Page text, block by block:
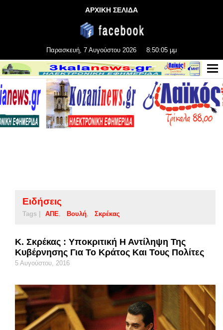
ΑΡΧΙΚΗ ΣΕΛΙΔΑ
Παρασκευή, 7 Αυγούστου 2026 8:50:05 μμ
Ειδήσεις
Tags | ΑΠΕ Βουλή Σκρέκας
Κ. Σκρέκας : Υποκριτική Η Αντίληψη Της
Κυβέρνησης Για Το Κράτος Και Τους Πολίτες
5 Αυγούστου, 2016